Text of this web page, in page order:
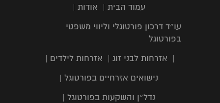
עמוד הבית | אודות |
עו״ד דרכון פורטוגלי וליווי משפטי
בפורטוגל
|
אזרחות לבני זוג | אזרחות לילדים |
נישואים אזרחיים בפורטוגל |
נדל״ן והשקעות בפורטוגל |